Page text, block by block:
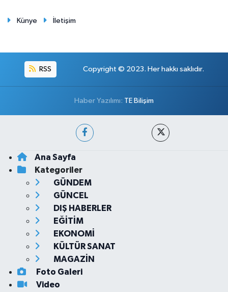
Künye İletişim
RSS Copyright © 2023. Her hakkı saklıdır.
Haber Yazılımı: TE Bilişim
Ana Sayfa
Kategoriler
GÜNDEM
GÜNCEL
DIŞ HABERLER
EĞİTİM
EKONOMİ
KÜLTÜR SANAT
MAGAZİN
Foto Galeri
Video